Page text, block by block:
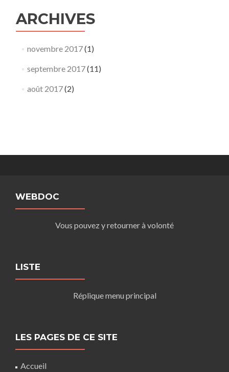
ARCHIVES
novembre 2017(1)
septembre 2017(11)
août 2017(2)
WEBDOC
Vous pouvez y retourner à volonté
LISTE
Réplique menu principal
LES PAGES DE CE SITE
Accueil